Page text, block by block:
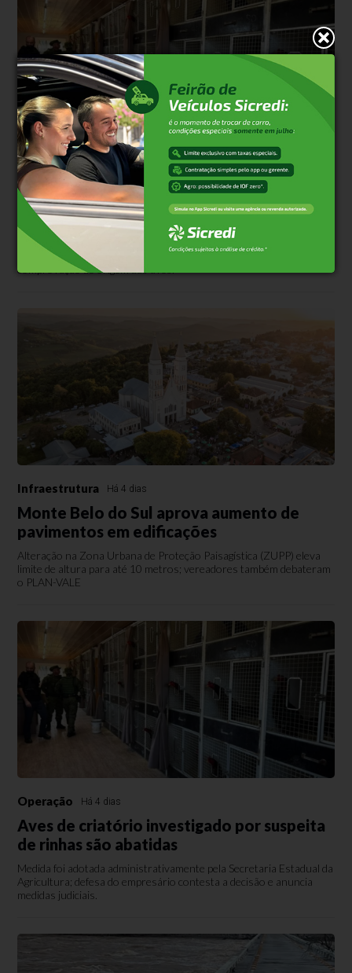
Polêmica Há 4 dias
Justiça suspende abate de galos, mas 500 já
haviam morrido
Liminar obtida pela defesa de investigado interrompeu o
procedimento em Gramado; Seapi alega risco sanitário por falta de
comprovação de origem das aves.
Infraestrutura Há 4 dias
Monte Belo do Sul aprova aumento de
pavimentos em edificações
Alteração na Zona Urbana de Proteção Paisagística (ZUPP) eleva
limite de altura para até 10 metros; vereadores também debateram
o PLAN-VALE
Operação Há 4 dias
Aves de criatório investigado por suspeita
de rinhas são abatidas
Medida foi adotada administrativamente pela Secretaria Estadual da
Agricultura; defesa do empresário contesta a decisão e anuncia
medidas judiciais.